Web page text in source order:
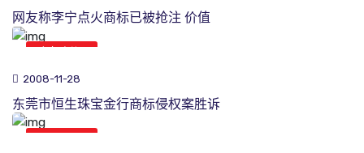
网友称李宁点火商标已被抢注 价值
2008-11-28
东莞市恒生珠宝金行商标侵权案胜诉